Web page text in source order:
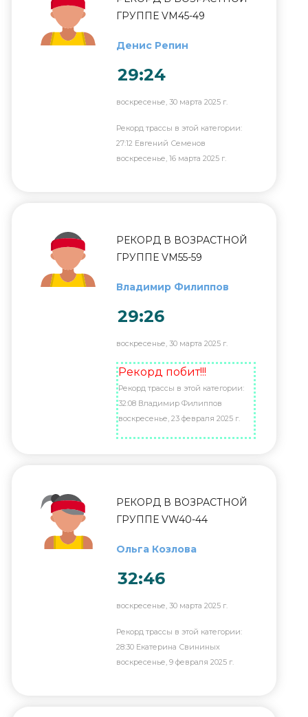
ГРУППЕ VM45-49
Денис Репин
29:24
воскресенье, 30 марта 2025 г.
Рекорд трассы в этой категории:
27:12 Евгений Семенов
воскресенье, 16 марта 2025 г.
РЕКОРД В ВОЗРАСТНОЙ
ГРУППЕ VM55-59
Владимир Филиппов
29:26
воскресенье, 30 марта 2025 г.
Рекорд побит!!!
Рекорд трассы в этой категории:
32:08 Владимир Филиппов
воскресенье, 23 февраля 2025 г.
РЕКОРД В ВОЗРАСТНОЙ
ГРУППЕ VW40-44
Ольга Козлова
32:46
воскресенье, 30 марта 2025 г.
Рекорд трассы в этой категории:
28:30 Екатерина Свининых
воскресенье, 9 февраля 2025 г.